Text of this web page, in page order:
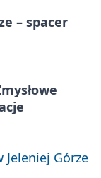
– spacer
Jeleniej Górze